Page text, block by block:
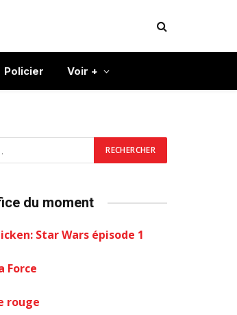
Policier Voir +
du moment
Star Wars épisode 1
Force
rouge